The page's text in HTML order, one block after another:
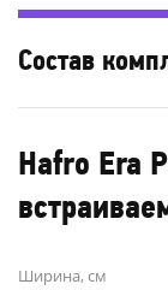
Состав
Hafro Era
Ширина, см